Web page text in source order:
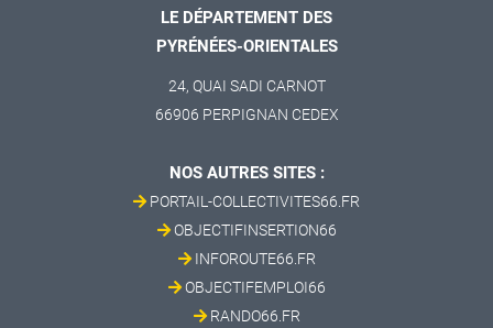
LE DÉPARTEMENT DES
PYRÉNÉES-ORIENTALES
24, QUAI SADI CARNOT
66906 PERPIGNAN CEDEX
NOS AUTRES SITES :
PORTAIL-COLLECTIVITES66.FR
OBJECTIFINSERTION66
INFOROUTE66.FR
OBJECTIFEMPLOI66
RANDO66.FR